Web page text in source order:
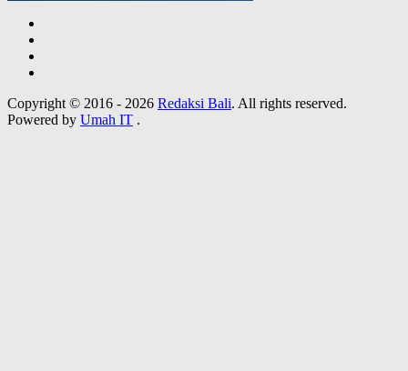
Copyright © 2016 - 2026 Redaksi Bali. All rights reserved.
Powered by Umah IT .